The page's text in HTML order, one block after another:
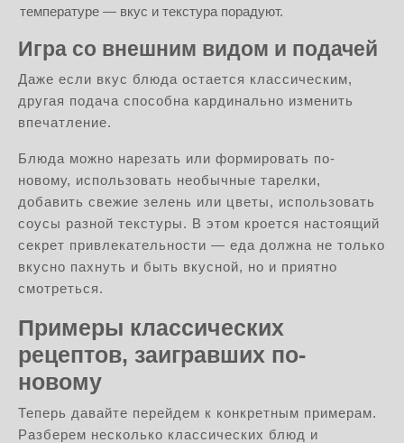
температуре — вкус и текстура порадуют.
Игра со внешним видом и подачей
Даже если вкус блюда остается классическим,
другая подача способна кардинально изменить
впечатление.
Блюда можно нарезать или формировать по-
новому, использовать необычные тарелки,
добавить свежие зелень или цветы, использовать
соусы разной текстуры. В этом кроется настоящий
секрет привлекательности — еда должна не только
вкусно пахнуть и быть вкусной, но и приятно
смотреться.
Примеры классических
рецептов, заигравших по-
новому
Теперь давайте перейдем к конкретным примерам.
Разберем несколько классических блюд и